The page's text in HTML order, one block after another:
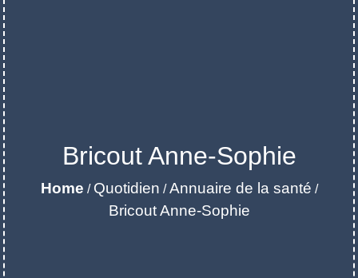
Bricout Anne-Sophie
Home / Quotidien /Annuaire de la santé /
Bricout Anne-Sophie